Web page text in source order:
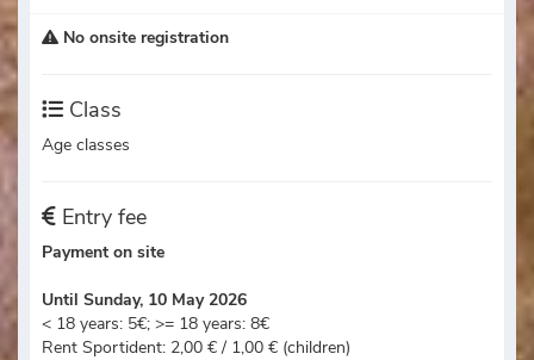
No onsite registration
Class
Age classes
Entry fee
Payment on site
Until Sunday, 10 May 2026
< 18 years: 5€; >= 18 years: 8€
Rent Sportident: 2,00 € / 1,00 € (children)